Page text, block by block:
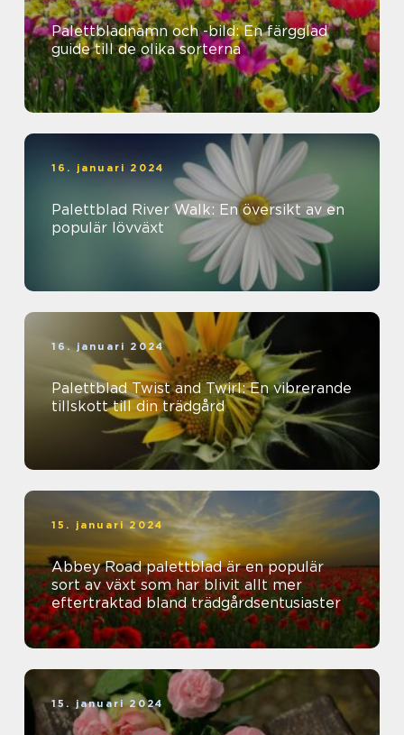
Palettbladnamn och -bild: En färgglad
guide till de olika sorterna
16. januari 2024
Palettblad River Walk: En översikt av en
populär lövväxt
16. januari 2024
Palettblad Twist and Twirl: En vibrerande
tillskott till din trädgård
15. januari 2024
Abbey Road palettblad är en populär
sort av växt som har blivit allt mer
eftertraktad bland trädgårdsentusiaster
15. januari 2024